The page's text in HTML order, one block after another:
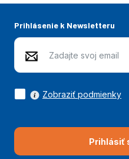
Prihlásenie k Newsletteru
Prihlásiť
Zobraziť podmienky